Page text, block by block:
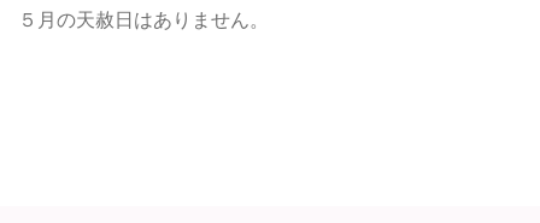
５月の天赦日はありません。